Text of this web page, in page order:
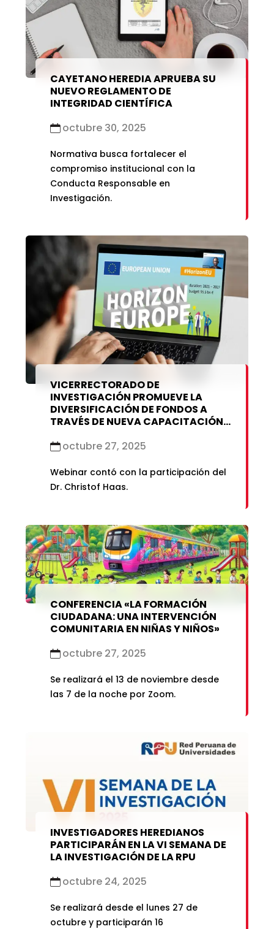
marzo 2021
febrero 2021
enero 2021
enero 2019
CAYETANO HEREDIA APRUEBA SU
NUEVO REGLAMENTO DE
INTEGRIDAD CIENTÍFICA
octubre 30, 2025
Normativa busca fortalecer el
compromiso institucional con la
Conducta Responsable en
Investigación.
VICERRECTORADO DE
INVESTIGACIÓN PROMUEVE LA
DIVERSIFICACIÓN DE FONDOS A
TRAVÉS DE NUEVA CAPACITACIÓN
octubre 27, 2025
Webinar contó con la participación del
Dr. Christof Haas.
CONFERENCIA «LA FORMACIÓN
CIUDADANA: UNA INTERVENCIÓN
COMUNITARIA EN NIÑAS Y NIÑOS»
octubre 27, 2025
Se realizará el 13 de noviembre desde
las 7 de la noche por Zoom.
INVESTIGADORES HEREDIANOS
PARTICIPARÁN EN LA VI SEMANA DE
LA INVESTIGACIÓN DE LA RPU
octubre 24, 2025
Se realizará desde el lunes 27 de
octubre y participarán 16